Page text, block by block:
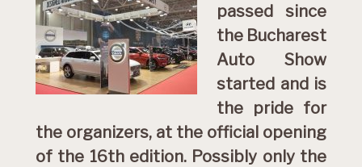
passed since
the Bucharest
Auto Show
started and is
the pride for
the organizers, at the official opening
of the 16th edition. Possibly only the